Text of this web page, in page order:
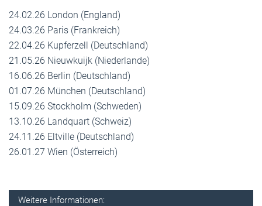
24.02.26 London (England)
24.03.26 Paris (Frankreich)
22.04.26 Kupferzell (Deutschland)
21.05.26 Nieuwkuijk (Niederlande)
16.06.26 Berlin (Deutschland)
01.07.26 München (Deutschland)
15.09.26 Stockholm (Schweden)
13.10.26 Landquart (Schweiz)
24.11.26 Eltville (Deutschland)
26.01.27 Wien (Österreich)
Weitere Informationen: